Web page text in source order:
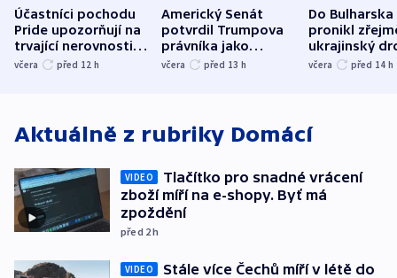
Účastníci pochodu
Pride upozorňují na
trvající nerovnosti i
společenskou
včera před 12 h
Americký Senát
potvrdil Trumpova
právníka jako
ministra
včera před 13 h
Do Bulharska
pronikl
ukrajinský
explodoval
včera před 14 h
Aktuálně z rubriky Domácí
VIDEO
Tlačítko pro snadné vrácení
zboží míří na e-shopy. Byť má
zpoždění
před 2h
VIDEO
Stále více Čechů míří v létě do